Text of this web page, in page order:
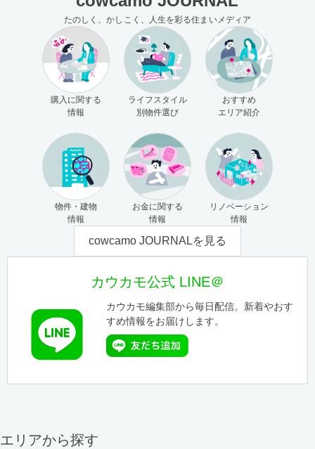
たのしく、かしこく、人生を彩る住まいメディア
購入に関する
情報
ライフスタイル
別物件選び
おすすめ
エリア紹介
物件・建物
情報
お金に関する
情報
リノベーション
情報
cowcamo JOURNALを見る
カウカモ公式 LINE＠
カウカモ編集部から毎日配信。新着やおす
すめ情報をお届けします。
エリアから探す